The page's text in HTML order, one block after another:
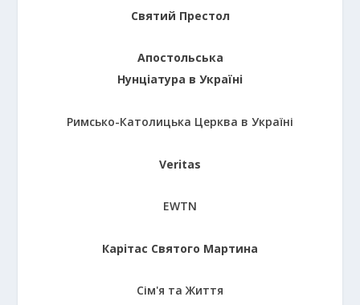
Святий Престол
Апостольська
Нунціатура в Україні
Римсько-Католицька Церква в Україні
Veritas
EWTN
Карітас Святого Мартина
Сім'я та Життя